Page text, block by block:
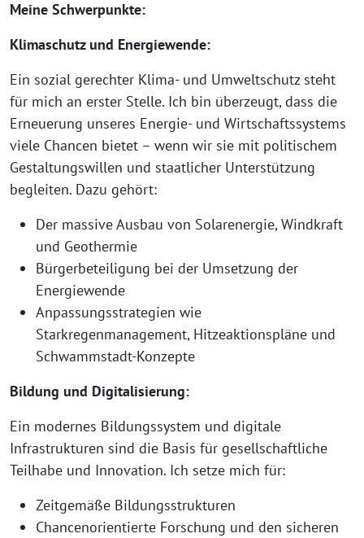
Meine Schwerpunkte:
Klimaschutz und Energiewende:
Ein sozial gerechter Klima- und Umweltschutz steht
für mich an erster Stelle. Ich bin überzeugt, dass die
Erneuerung unseres Energie- und Wirtschaftssystems
viele Chancen bietet – wenn wir sie mit politischem
Gestaltungswillen und staatlicher Unterstützung
begleiten. Dazu gehört:
Der massive Ausbau von Solarenergie, Windkraft
und Geothermie
Bürgerbeteiligung bei der Umsetzung der
Energiewende
Anpassungsstrategien wie
Starkregenmanagement, Hitzeaktionspläne und
Schwammstadt-Konzepte
Bildung und Digitalisierung:
Ein modernes Bildungssystem und digitale
Infrastrukturen sind die Basis für gesellschaftliche
Teilhabe und Innovation. Ich setze mich für:
Zeitgemäße Bildungsstrukturen
Chancenorientierte Forschung und den sicheren